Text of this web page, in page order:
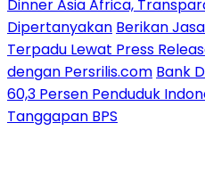
Dinner Asia Africa,
Dipertanyakan Berikan
Terpadu Lewat Press
dengan Persrilis.com Bank
60,3 Persen Penduduk
Tanggapan BPS